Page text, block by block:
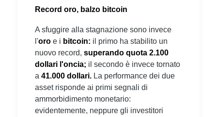
Record oro, balzo bitcoin
A sfuggire alla stagnazione sono invece
l'oro e i bitcoin: il primo ha stabilito un
nuovo record, superando quota 2.100
dollari l'oncia; il secondo è invece tornato
a 41.000 dollari. La performance dei due
asset risponde ai primi segnali di
ammorbidimento monetario:
evidentemente, neppure gli investitori